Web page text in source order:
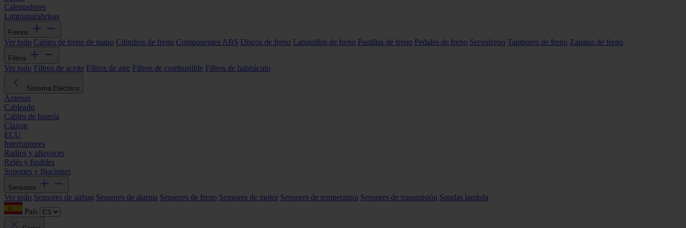
Calentadores
Limpiaparabrisas
Frenos
Ver todo Cables de freno de mano Cilindros de freno Componentes ABS Discos de freno Latiguillos de freno Pastillas de freno Pedales de freno Servofreno Tambores de freno Zapatas de freno
Filtros
Ver todo Filtros de aceite Filtros de aire Filtros de combustible Filtros de habitáculo
Sistema Eléctrico
Antenas
Cableado
Cables de batería
Claxon
ECU
Interruptores
Radios y altavoces
Relés y fusibles
Soportes y fijaciones
Sensores
Ver todo Sensores de airbag Sensores de alarma Sensores de freno Sensores de motor Sensores de temperatura Sensores de transmisión Sondas lambda
País